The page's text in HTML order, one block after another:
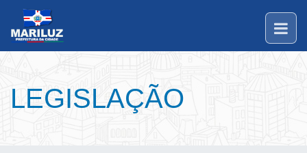
LEGISLAÇÃO